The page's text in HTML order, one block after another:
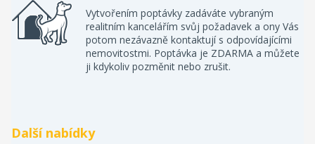
Vytvořením poptávky zadáváte vybraným
realitním kancelářím svůj požadavek a ony Vás
potom nezávazně kontaktují s odpovídajícími
nemovitostmi. Poptávka je ZDARMA a můžete
ji kdykoliv pozměnit nebo zrušit.
Další nabídky